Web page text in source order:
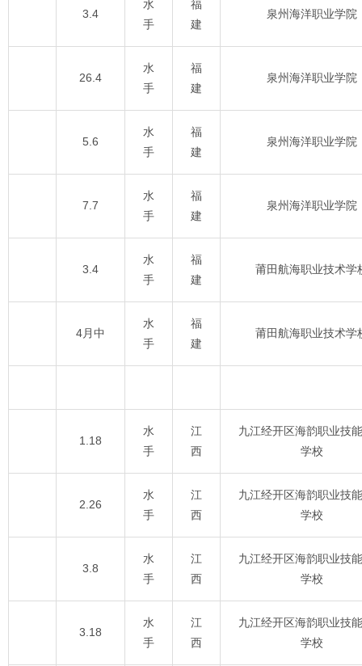
3.4
水
手
福
建
泉州海洋职业学院
26.4
水
手
福
建
泉州海洋职业学院
5.6
水
手
福
建
泉州海洋职业学院
7.7
水
手
福
建
泉州海洋职业学院
3.4
水
手
福
建
莆田航海职业技术学
4月中
水
手
福
建
莆田航海职业技术学
1.18
水
手
江
西
九江经开区海韵职业技
学校
2.26
水
手
江
西
九江经开区海韵职业技
学校
3.8
水
手
江
西
九江经开区海韵职业技
学校
3.18
水
手
江
西
九江经开区海韵职业技
学校